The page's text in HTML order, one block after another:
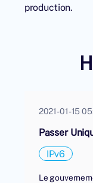
production.
2021-01-15
Passer
IPv6
Le